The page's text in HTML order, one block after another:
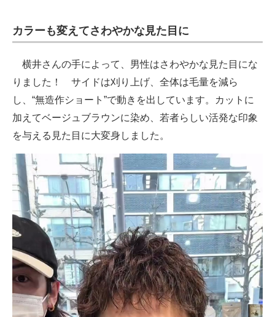
カラーも変えてさわやかな見た目に
横井さんの手によって、男性はさわやかな見た目にな
りました！ サイドは刈り上げ、全体は毛量を減ら
し、“無造作ショート”で動きを出しています。カットに
加えてベージュブラウンに染め、若者らしい活発な印象
を与える見た目に大変身しました。